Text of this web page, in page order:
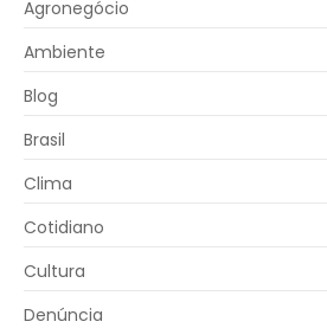
Agronegócio
Ambiente
Blog
Brasil
Clima
Cotidiano
Cultura
Denúncia